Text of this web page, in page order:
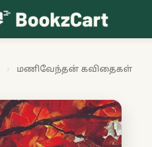
மணிவேந்தன் கவிதைகள்